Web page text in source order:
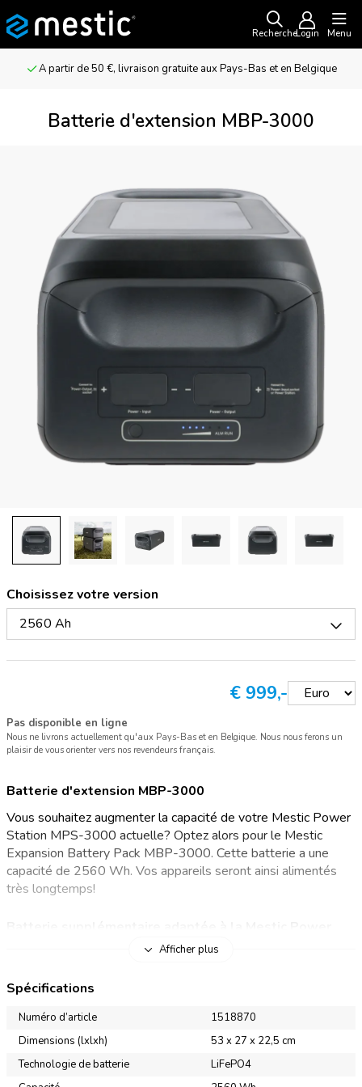
RechercheLogin Menu
A partir de 50 €, livraison gratuite aux Pays-Bas et en Belgique
Batterie d'extension MBP-3000
Choisissez votre version
2560 Ah
€ 999,-
Pas disponible en ligne
Nous ne livrons actuellement qu'aux Pays-Bas et en Belgique. Nous nous ferons un
plaisir de vous orienter vers nos revendeurs français.
Batterie d'extension MBP-3000
Vous souhaitez augmenter la capacité de votre Mestic Power
Station MPS-3000 actuelle? Optez alors pour le Mestic
Expansion Battery Pack MBP-3000. Cette batterie a une
capacité de 2560 Wh. Vos appareils seront ainsi alimentés
très longtemps!
L'Expansion Battery Pack MBP-3000 a une puissance de
2500 W. Il est également doté d'une connexion DC qui vous
permet de le raccorder facilement à la Power Station. Grâce à
la batterie LiFePO4, il conserve plus de 80 % de sa capacité
et 4000 cycles. Il vous suffit de placer l'Expansion Pack sur ou
Afficher plus
Spécifications
Numéro d’article
1518870
Dimensions (lxlxh)
53 x 27 x 22,5 cm
Technologie de batterie
LiFePO4